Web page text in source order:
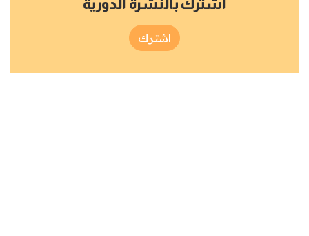
اشترك بالنشرة الدورية
اشترك